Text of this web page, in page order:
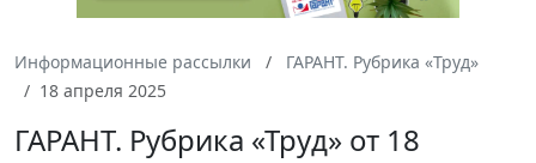
Информационные рассылки
ГАРАНТ. Рубрика «Труд»
18 апреля 2025
ГАРАНТ. Рубрика «Труд» от 18